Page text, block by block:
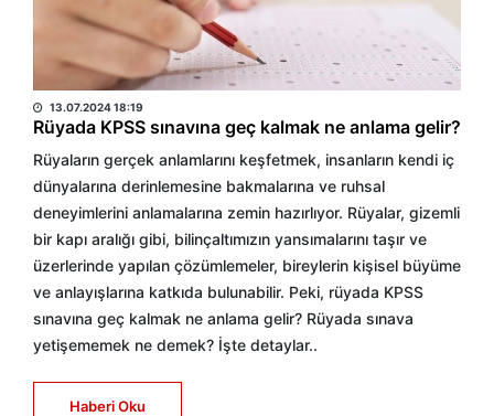
HABER MERKEZİ
13.07.2024 18:19
Rüyada KPSS sınavına geç kalmak ne anlama gelir?
Rüyaların gerçek anlamlarını keşfetmek, insanların kendi iç
dünyalarına derinlemesine bakmalarına ve ruhsal
deneyimlerini anlamalarına zemin hazırlıyor. Rüyalar, gizemli
bir kapı aralığı gibi, bilinçaltımızın yansımalarını taşır ve
üzerlerinde yapılan çözümlemeler, bireylerin kişisel büyüme
ve anlayışlarına katkıda bulunabilir. Peki, rüyada KPSS
sınavına geç kalmak ne anlama gelir? Rüyada sınava
yetişememek ne demek? İşte detaylar..
Haberi Oku